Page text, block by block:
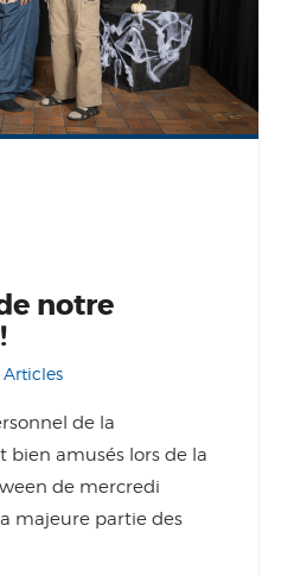
notre
Articles
de la
bien amusés lors de la
de mercredi
majeure partie des